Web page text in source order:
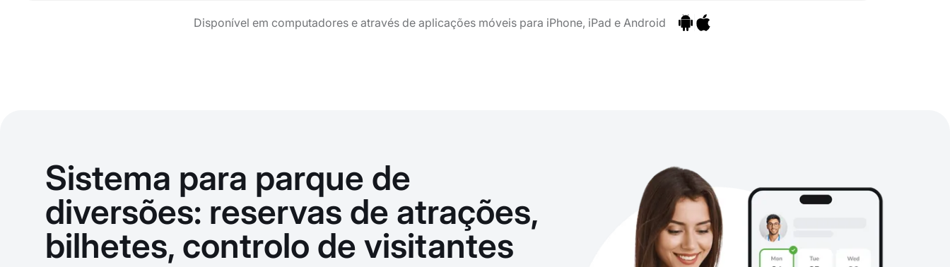
Disponível em computadores e através de aplicações móveis para iPhone, iPad e Android
Sistema para parque de
diversões: reservas de atrações,
bilhetes, controlo de visitantes